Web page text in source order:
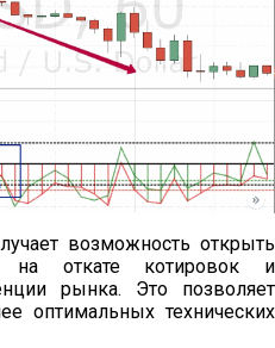
возможность открыть
на откате котировок и
рынка. Это позволяет
оптимальных технических